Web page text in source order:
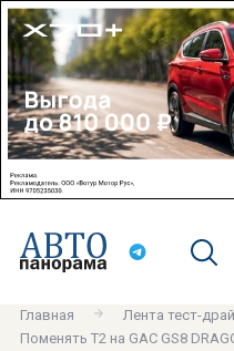
Главная
Лента тест-
Поменять Т2 на GAC GS8